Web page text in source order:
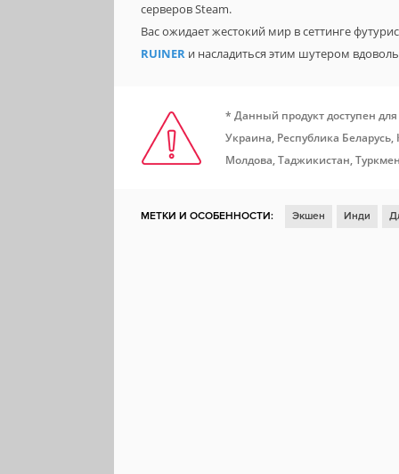
серверов Steam.
Вас ожидает жестокий мир в сеттинге
RUINER и насладиться этим шутером
* Данный продукт доступен
Украина, Республика
Молдова, Таджикистан,
МЕТКИ И ОСОБЕННОСТИ: Экшен Инди